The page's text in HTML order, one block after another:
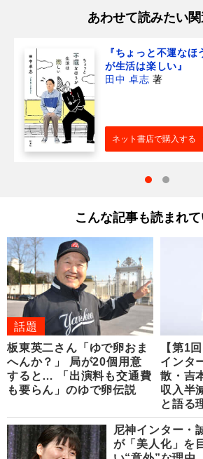
あわせて読みたい
『ちょっと不運なほ
が生活は楽しい』
田中 卓志 著
ネット書店で購入する
こんな記事も読まれ
話題
板東英二さん「ゆで卵おま
へんか？」 局が20個用意
すると… 「出演料も交通費
も要らん」のゆで卵伝説
【第1
インタ
散・吉
収入半
と語る
尼神インター
が「美人化」を